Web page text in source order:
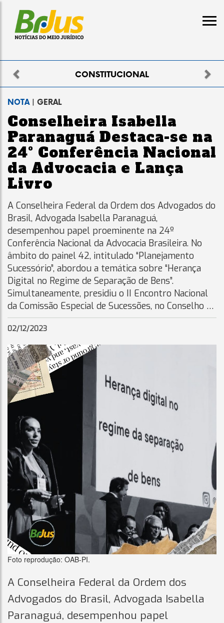
Previous
NOTA| GERAL
Conselheira Isabella
Paranaguá Destaca-se na
24º Conferência Nacional
da Advocacia e Lança
Livro
A Conselheira Federal da Ordem dos Advogados do
Brasil, Advogada Isabella Paranaguá,
desempenhou papel proeminente na 24º
Conferência Nacional da Advocacia Brasileira. No
âmbito do painel 42, intitulado “Planejamento
Sucessório”, abordou a temática sobre “Herança
Digital no Regime de Separação de Bens”.
Simultaneamente, presidiu o II Encontro Nacional
da Comissão Especial de Sucessões, no Conselho …
02/12/2023
Foto reprodução: OAB-PI.
A Conselheira Federal da Ordem dos
Advogados do Brasil, Advogada Isabella
Paranaguá, desempenhou papel